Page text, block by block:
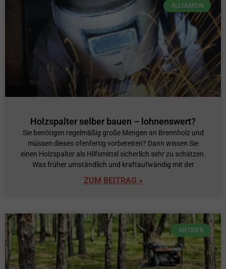
ALLGEMEIN
Holzspalter selber bauen – lohnenswert?
Sie benötigen regelmäßig große Mengen an Brennholz und
müssen dieses ofenfertig vorbereiten? Dann wissen Sie
einen Holzspalter als Hilfsmittel sicherlich sehr zu schätzen.
Was früher umständlich und kraftaufwändig mit der
ZUM BEITRAG »
ANTRIEB